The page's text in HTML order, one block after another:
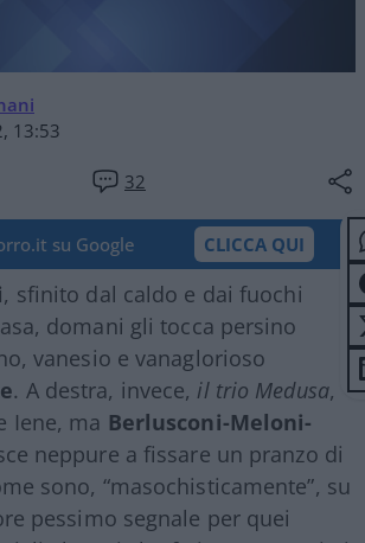
13:53
32
su Google CLICCA QUI
, sfinito dal caldo e dai fuochi
domani gli tocca persino
vanesio e vanaglorioso
. A destra, invece, il trio Medusa,
Iene, ma Berlusconi-Meloni-
neppure a fissare un pranzo di
sono, “masochisticamente”, su
pessimo segnale per quei